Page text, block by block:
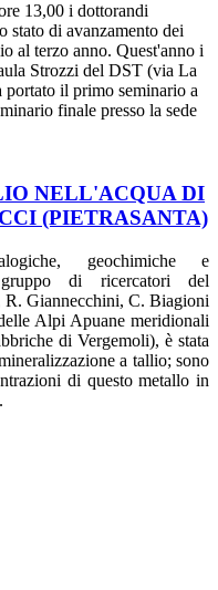
13,00 i dottorandi
stato di avanzamento dei
al terzo anno. Quest'anno i
Strozzi del DST (via La
il primo seminario a
finale presso la sede
NELL'ACQUA DI
(PIETRASANTA)
geochimiche e
di ricercatori del
Giannecchini, C. Biagioni
Alpi Apuane meridionali
di Vergemoli), è stata
a tallio; sono
di questo metallo in